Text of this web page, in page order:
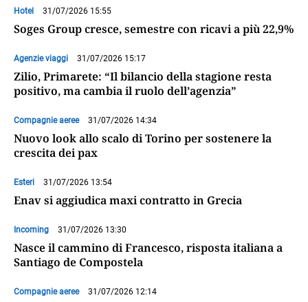
Hotel 31/07/2026 15:55
Soges Group cresce, semestre con ricavi a più 22,9%
Agenzie viaggi 31/07/2026 15:17
Zilio, Primarete: “Il bilancio della stagione resta
positivo, ma cambia il ruolo dell’agenzia”
Compagnie aeree 31/07/2026 14:34
Nuovo look allo scalo di Torino per sostenere la
crescita dei pax
Esteri 31/07/2026 13:54
Enav si aggiudica maxi contratto in Grecia
Incoming 31/07/2026 13:30
Nasce il cammino di Francesco, risposta italiana a
Santiago de Compostela
Compagnie aeree 31/07/2026 12:14